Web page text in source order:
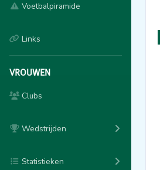
Voetbalpiramide
Links
VROUWEN
Clubs
Wedstrijden
Statistieken